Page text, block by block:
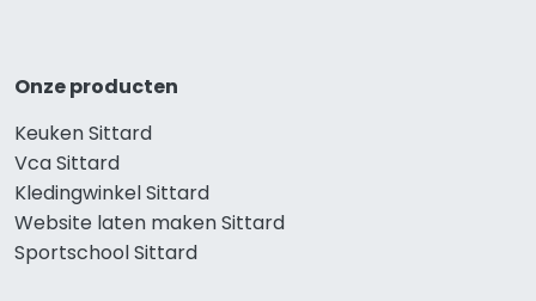
Onze producten
Keuken Sittard
Vca Sittard
Kledingwinkel Sittard
Website laten maken Sittard
Sportschool Sittard